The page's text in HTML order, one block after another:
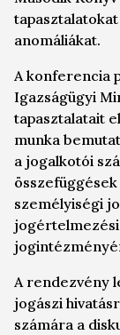
anomáliákat.
A konferencia
Igazságügyi
tapasztalatait
munka
a jogalkotói
személyiségi
A rendezvény
jogászi
számára a